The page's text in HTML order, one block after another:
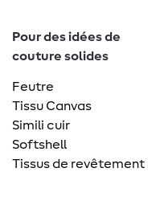
Pour des idées de
couture solides
Feutre
Tissu Canvas
Simili cuir
Softshell
Tissus de revêtement